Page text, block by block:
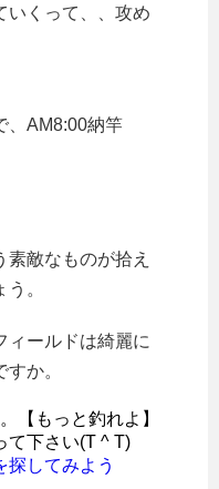
いくって、、攻め
、AM8:00納竿
素敵なものが拾え
。
ィールドは綺麗に
か。
【もっと釣れよ】
て下さい(T ^ T)
探してみよう